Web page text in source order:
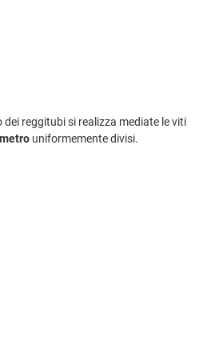
reggitubi si realizza mediate le viti
uniformemente divisi.